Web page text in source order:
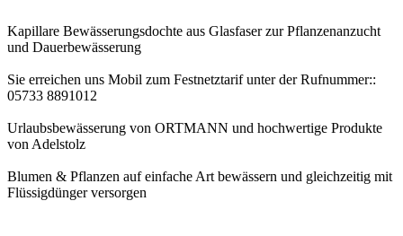
Kapillare Bewässerungsdochte aus Glasfaser zur Pflanzenanzucht
und Dauerbewässerung
Sie erreichen uns Mobil zum Festnetztarif unter der Rufnummer::
05733 8891012
Urlaubsbewässerung von ORTMANN und hochwertige Produkte
von Adelstolz
Blumen & Pflanzen auf einfache Art bewässern und gleichzeitig mit
Flüssigdünger versorgen